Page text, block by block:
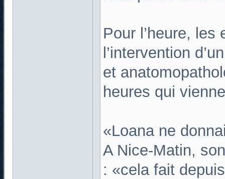
Pour l’heure,
l’intervention
et
heures qui
«Loana ne
A Nice-Matin,
: «cela fait